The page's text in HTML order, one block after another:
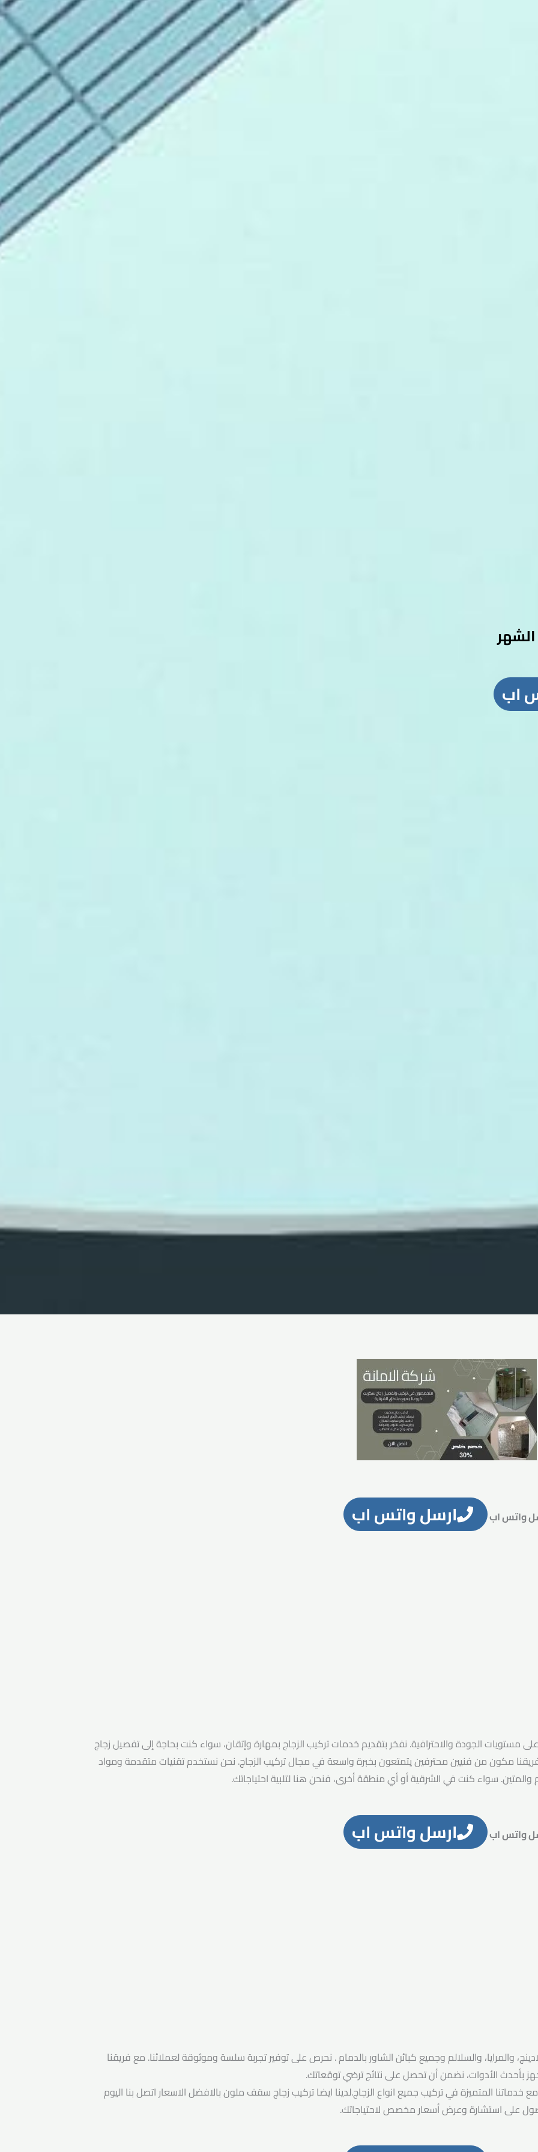
اب
واتس اب ارسل واتس اب
الجودة والاحترافية. نفخر بتقديم خدمات تركيب الزجاج بمهارة وإتقان، سواء كنت بحاجة إلى تفصيل زجاج
مكون من فنيين محترفين يتمتعون بخبرة واسعة في مجال تركيب الزجاج. نحن نستخدم تقنيات متقدمة ومواد
والمتين. سواء كنت في الشرقية أو أي منطقة أخرى، فنحن هنا لتلبية احتياجاتك.
واتس اب ارسل واتس اب
والمرايا، والسلالم وجميع كبائن الشاور بالدمام . نحرص على توفير تجربة سلسة وموثوقة لعملائنا. مع فريقنا
بأحدث الأدوات، نضمن أن تحصل على نتائج ترضي توقعاتك.
المتميزة في تركيب جميع انواع الزجاج.لدينا ايضا تركيب زجاج سقف ملون بالافضل الاسعار اتصل بنا اليوم
على استشارة وعرض أسعار مخصص لاحتياجاتك.